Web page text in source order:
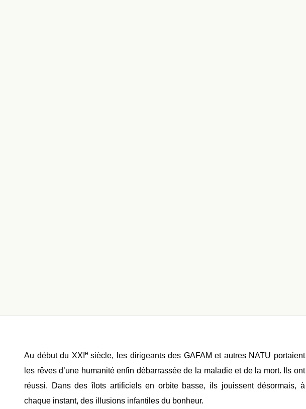
Au début du XXI esiècle, les dirigeants des GAFAM et autres NATU portaient
les rêves d’une humanité enfin débarrassée de la maladie et de la mort. Ils ont
réussi. Dans des îlots artificiels en orbite basse, ils jouissent désormais, à
chaque instant, des illusions infantiles du bonheur.